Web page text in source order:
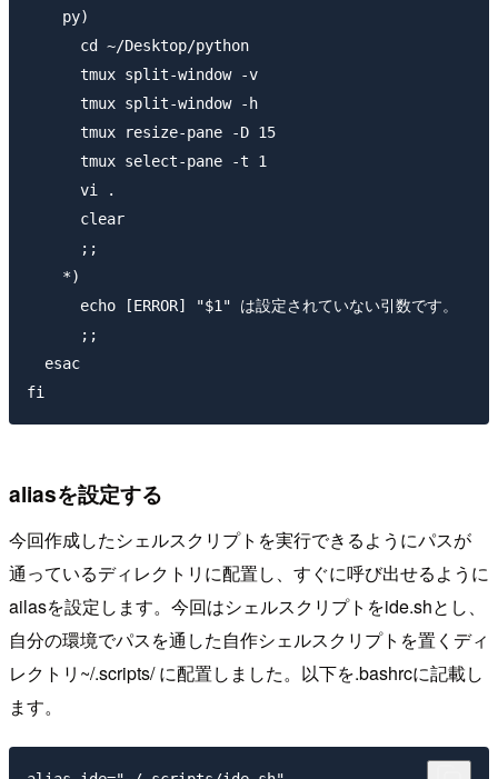
    py)
      cd ~/Desktop/python
      tmux split-window -v
      tmux split-window -h
      tmux resize-pane -D 15
      tmux select-pane -t 1
      vi .
      clear
      ;;
    *)
      echo [ERROR] "$1" は設定されていない引数です。
      ;;
  esac
aliasを設定する
今回作成したシェルスクリプトを実行できるようにパスが
通っているディレクトリに配置し、すぐに呼び出せるように
ailasを設定します。今回はシェルスクリプトをide.shとし、
自分の環境でパスを通した自作シェルスクリプトを置くディ
レクトリ~/.scripts/ に配置しました。以下を.bashrcに記載し
ます。